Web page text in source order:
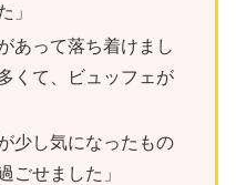
」
あって落ち着けまし
くて、ビュッフェが
少し気になったもの
ごせました」